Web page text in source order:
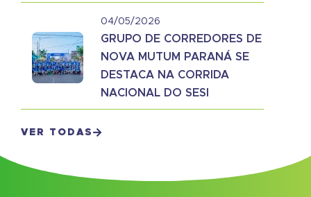
04/05/2026
GRUPO DE CORREDORES DE
NOVA MUTUM PARANÁ SE
DESTACA NA CORRIDA
NACIONAL DO SESI
VER TODAS